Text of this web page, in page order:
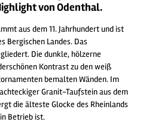
von Odenthal.
aus dem 11. Jahrhundert und ist
Bergischen Landes. Das
Die dunkle, hölzerne
Kontrast zu den weiß
bemalten Wänden. Im
Granit-Taufstein aus dem
die älteste Glocke des Rheinlands
Betrieb ist.